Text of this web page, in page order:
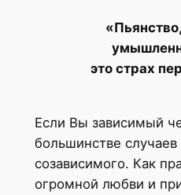
это страх
Если Вы зависимый
большинстве
созависимого. Как
огромной любви и